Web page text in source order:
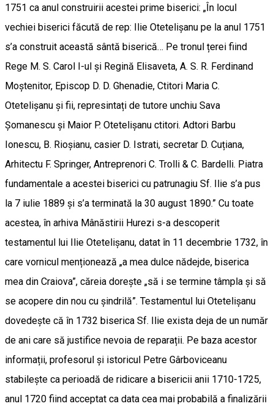
1751 ca anul construirii acestei prime biserici: „În locul
vechiei biserici făcută de rep: Ilie Otetelișanu pe la anul 1751
s’a construit această sântă biserică… Pe tronul țerei fiind
Rege M. S. Carol I-ul și Regină Elisaveta, A. S. R. Ferdinand
Moștenitor, Episcop D. D. Ghenadie, Ctitori Maria C.
Otetelișanu și fii, represintați de tutore unchiu Sava
Șomanescu și Maior P. Otetelișanu ctitori. Adtori Barbu
Ionescu, B. Rioșianu, casier D. Istrati, secretar D. Cuțiana,
Arhitectu F. Springer, Antreprenori C. Trolli & C. Bardelli. Piatra
fundamentale a acestei biserici cu patrunagiu Sf. Ilie s’a pus
la 7 iulie 1889 și s’a terminată la 30 august 1890.” Cu toate
acestea, în arhiva Mânăstirii Hurezi s-a descoperit
testamentul lui Ilie Otetelișanu, datat în 11 decembrie 1732, în
care vornicul menționează „a mea dulce nădejde, biserica
mea din Craiova”, căreia dorește „să i se termine tâmpla și să
se acopere din nou cu șindrilă”. Testamentul lui Otetelișanu
dovedește că în 1732 biserica Sf. Ilie exista deja de un număr
de ani care să justifice nevoia de reparații. Pe baza acestor
informații, profesorul și istoricul Petre Gârboviceanu
stabilește ca perioadă de ridicare a bisericii anii 1710-1725,
anul 1720 fiind acceptat ca data cea mai probabilă a finalizării